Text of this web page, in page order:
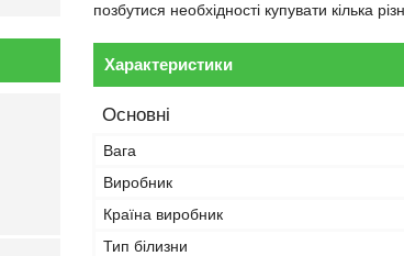
позбутися необхідності купувати кілька
Характеристики
Основні
Вага
Виробник
Країна виробник
Тип білизни